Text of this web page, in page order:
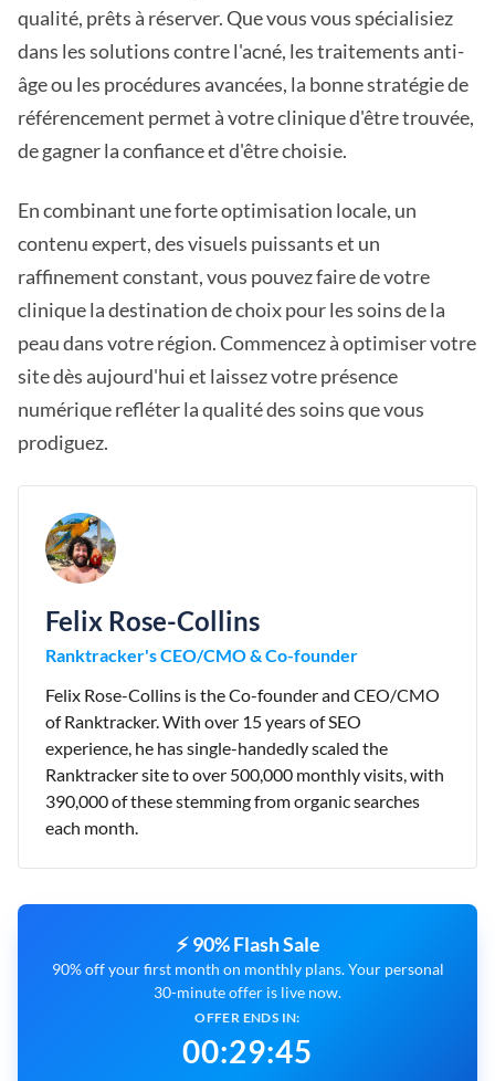
qualité, prêts à réserver. Que vous vous spécialisiez
dans les solutions contre l'acné, les traitements anti-
âge ou les procédures avancées, la bonne stratégie de
référencement permet à votre clinique d'être trouvée,
de gagner la confiance et d'être choisie.
En combinant une forte optimisation locale, un
contenu expert, des visuels puissants et un
raffinement constant, vous pouvez faire de votre
clinique la destination de choix pour les soins de la
peau dans votre région. Commencez à optimiser votre
site dès aujourd'hui et laissez votre présence
numérique refléter la qualité des soins que vous
prodiguez.
Felix Rose-Collins
Ranktracker's CEO/CMO & Co-founder
Felix Rose-Collins is the Co-founder and CEO/CMO
of Ranktracker. With over 15 years of SEO
experience, he has single-handedly scaled the
Ranktracker site to over 500,000 monthly visits, with
390,000 of these stemming from organic searches
each month.
⚡ 90% Flash Sale
90% off your first month on monthly plans. Your personal
30-minute offer is live now.
OFFER ENDS IN:
00:29:44